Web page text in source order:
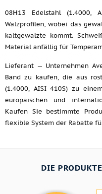
08H13 Edelstahl (1.4000,
Walzprofilen, wobei das
kaltgewalzte kommt.
Material anfällig für
Lieferant — Unternehmen
Band zu kaufen, die aus
(1.4000, AISI 410S) zu
europäischen und
Kaufen Sie bestimmte
flexible System der Rabatte
DIE